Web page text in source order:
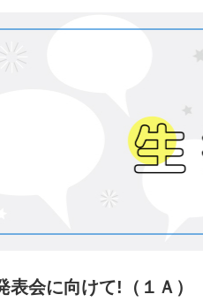
表会に向けて!（１Ａ）